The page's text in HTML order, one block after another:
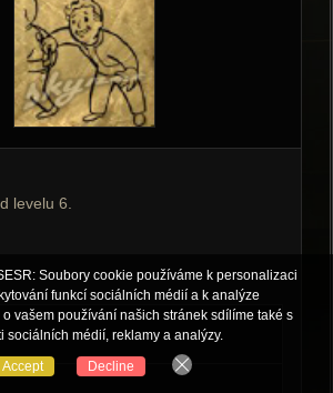
levelu 6.
Soubory cookie používáme k personalizaci
funkcí sociálních médií a k analýze
vašem používání našich stránek sdílíme také s
sociálních médií, reklamy a analýzy.
Accept
Decline